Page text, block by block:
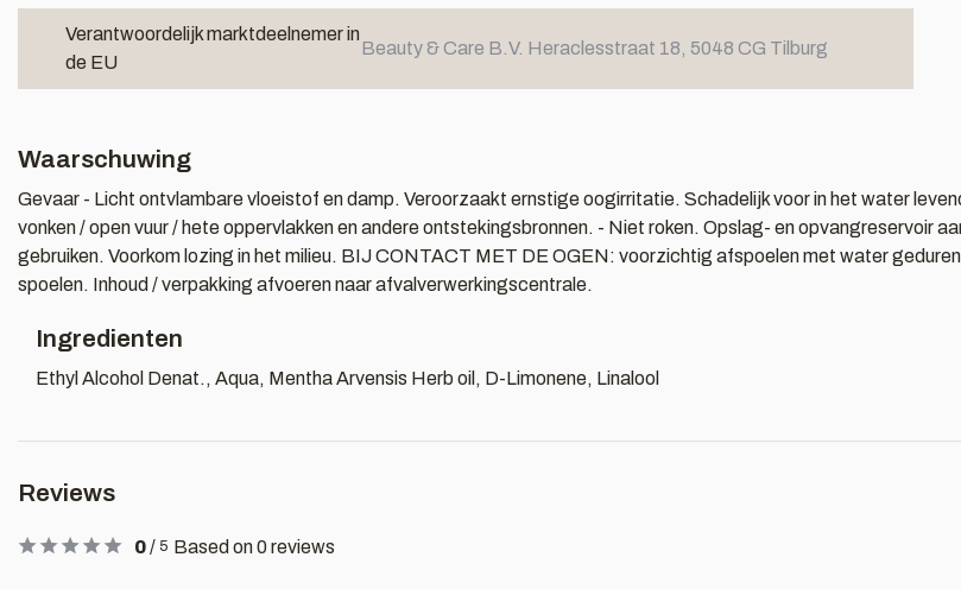
Verantwoordelijk marktdeelnemer in
de EU
Beauty & Care B.V. Heraclesstraat 18, 5048 CG Tilburg
Waarschuwing
Gevaar - Licht ontvlambare vloeistof en damp. Veroorzaakt ernstige oogirritatie. Schadelijk voor in het water
vonken / open vuur / hete oppervlakken en andere ontstekingsbronnen. - Niet roken. Opslag- en opvangreservoir
gebruiken. Voorkom lozing in het milieu. BIJ CONTACT MET DE OGEN: voorzichtig afspoelen met water
spoelen. Inhoud / verpakking afvoeren naar afvalverwerkingscentrale.
Ingredienten
Ethyl Alcohol Denat., Aqua, Mentha Arvensis Herb oil, D-Limonene, Linalool
Reviews
0/ 5 Based on 0 reviews